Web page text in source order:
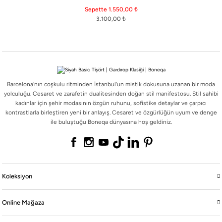
3.100,00 ₺
Sepette 1.550,00₺
Barcelona'nın coşkulu ritminden İstanbul'un mistik dokusuna uzanan bir moda
yolculuğu. Cesaret ve zarafetin dualitesinden doğan stil manifestosu. Stil sahibi
kadınlar için şehir modasının özgün ruhunu, sofistike detaylar ve çarpıcı
kontrastlarla birleştiren yeni bir anlayış. Cesaret ve özgürlüğün uyum ve denge
ile buluştuğu Boneqa dünyasına hoş geldiniz.
Koleksiyon
Online Mağaza
Barcelona'nın coşkulu ritminden İstanbul'un mistik dokusuna uzanan bir moda
yolculuğu. Cesaret ve zarafetin dualitesinden doğan stil manifestosu. Stil sahibi
Koleksiyon
Yasal